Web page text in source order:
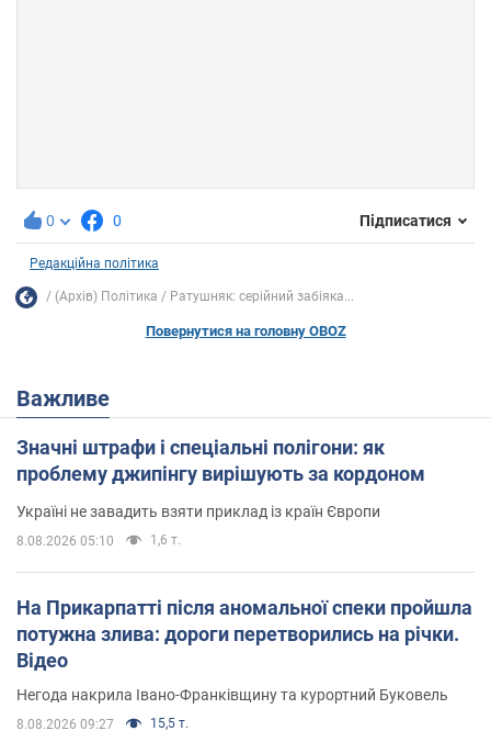
0 0 Підписатися
Редакційна політика
(Архів) Політика Ратушняк: серійний забіяка...
Повернутися на головну OBOZ
Важливе
Значні штрафи і спеціальні полігони: як
проблему джипінгу вирішують за кордоном
Україні не завадить взяти приклад із країн Європи
8.08.2026 05:10 1,6 т.
На Прикарпатті після аномальної спеки пройшла
потужна злива: дороги перетворились на річки.
Відео
Негода накрила Івано-Франківщину та курортний Буковель
8.08.2026 09:27 15,5 т.